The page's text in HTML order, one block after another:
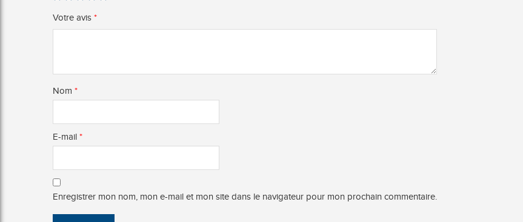
Votre avis *
Nom *
E-mail *
Enregistrer mon nom, mon e-mail et mon site dans le navigateur pour mon prochain commentaire.